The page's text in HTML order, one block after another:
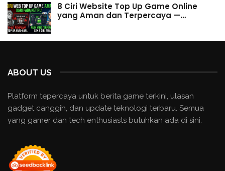
8 Ciri Website Top Up Game Online
yang Aman dan Terpercaya —…
ABOUT US
Platform tepercaya untuk berita game terkini, ulasan
gadget canggih, dan update teknologi terbaru. Semua
yang gamer dan tech enthusiasts butuhkan ada di sini.